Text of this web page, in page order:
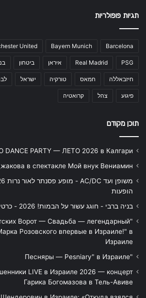
תגיות פופולריות
Barcelona
Bayern Munich
United
PSG
Real Madrid איראן ביטחון
חיזבאללה חמאס טורקיה ישראל
פיגוע צהל קרואטיה
תוכן מקודם
DANCE PARTY — ЛЕТО 2026 в Калгари
в спектакле Мой внук Вениамин
הופעות
בניה ברבי - חוגג עשור על הבמות! 2026 - כרטיסים ולוח הופעות
Ворот — Свадьба — легендарный
Розовского впервые в Израиле!" в
Израиле
"Песняры — Pesniary" в Израиле
LIVE в Израиле 2026 — концерт
Гарика Богомазова в Тель-Авиве